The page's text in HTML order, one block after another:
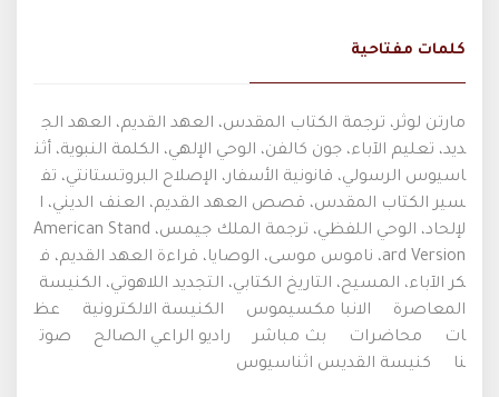
كلمات مفتاحية
مارتن لوثر، ترجمة الكتاب المقدس، العهد القديم، العهد الج
ديد، تعليم الآباء، جون كالفن، الوحي الإلهي، الكلمة النبوية، أثن
اسيوس الرسولي، قانونية الأسفار، الإصلاح البروتستانتي، تف
سير الكتاب المقدس، قصص العهد القديم، العنف الديني، ا
لإلحاد، الوحي اللفظي، ترجمة الملك جيمس، American Stand
ard Version، ناموس موسى، الوصايا، قراءة العهد القديم، ف
كر الآباء، المسيح، التاريخ الكتابي، التجديد اللاهوتي، الكنيسة
المعاصرة
الانبا مكسيموس الكنيسة الالكترونية
عظ
ات
محاضرات بث مباشر راديو الراعي الصالح
صوت
نا
كنيسة القديس اثناسيوس